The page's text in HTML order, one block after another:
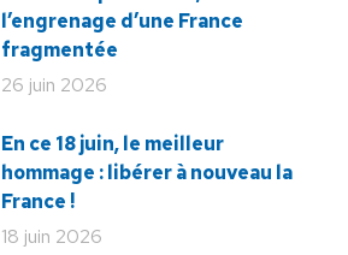
l’engrenage d’une France
fragmentée
26 juin 2026
En ce 18 juin, le meilleur
hommage : libérer à nouveau la
France !
18 juin 2026